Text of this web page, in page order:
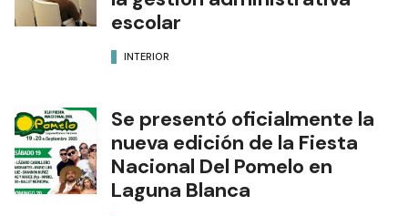
escolar
INTERIOR
Se presentó oficialmente la
nueva edición de la Fiesta
Nacional Del Pomelo en
Laguna Blanca